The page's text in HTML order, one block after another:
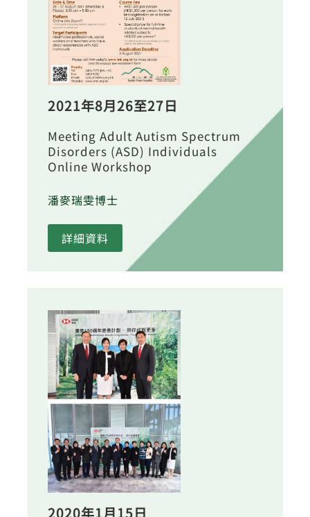
2021年8月26至27日
Meeting Adult Autism Spectrum
Disorders (ASD) Individuals
Online Workshop
潘麥瑞雯博士
詳細資料
2020年1月15日